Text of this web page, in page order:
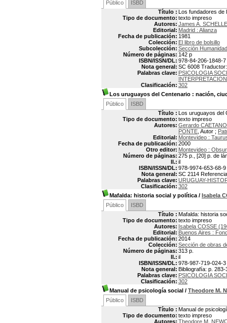
Público
ISBD
Título : Los fundadores de
Tipo de documento: texto impreso
Autores: James A.
Editorial: Madrid : Alianza
Fecha de publicación: 1981
Colección: El libro de bolsillo
Subcolección: Sección
Número de páginas: 142 p
ISBN/ISSN/DL: 978-84-206-1848-7
Nota general: SC 6008
Palabras clave: PSICOLOGIA
INTERPRETACION
Clasificación: 302
Los uruguayos del Centenario : nación,
Público
ISBD
Título : Los uruguayos del
Tipo de documento: texto impreso
Autores: Gerardo
PONTE , Autor ;
Editorial: Montevideo :
Fecha de publicación: 2000
Otro editor: Montevideo : Obsur
Número de páginas: 275 p., [20] p. de
Il.: il
ISBN/ISSN/DL: 978-9974-653-68-9
Nota general: SC 2114
Palabras clave: URUGUAY-
Clasificación: 302
Mafalda: historia social y política / Isabela
Público
ISBD
Título : Mafalda: historia
Tipo de documento: texto impreso
Autores: Isabela COSSE
Editorial: Buenos Aires :
Fecha de publicación: 2014
Colección: Sección de obras
Número de páginas: 313 p.
Il.: il
ISBN/ISSN/DL: 978-987-719-024-3
Nota general: Bibliografía: p. 283-
Palabras clave: PSICOLOGIA
Clasificación: 302
Manual de psicología social / Theodore M.
Público
ISBD
Título : Manual de
Tipo de documento: texto impreso
Autores: Theodore M.